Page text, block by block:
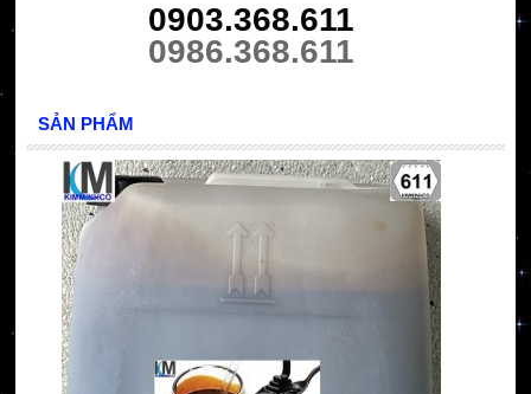
0903.368.611
0986.368.611
SẢN PHẨM